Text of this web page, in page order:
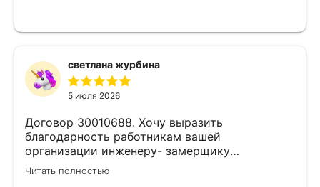
светлана журбина
5 июля 2026
Договор 30010688. Хочу выразить
благодарность работникам вашей
организации инженеру- замерщику
Кулабухову Николаю,и мастеру монтажа Илье
.Спасибо за проделанную работу и
Читать полностью